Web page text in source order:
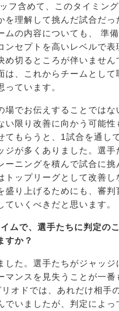
フ含めて、このタイミン
を理解して挑んだ試合だっ
ムの内容についても、 準
ンセプトを高いレベルで表
め切るところが伴いません
は、これからチームとして
っています。
場でお伝えすることではな
い限り改善に向かう可能性
てもらうと、1試合を通し
ジが多くありました。選
ーニングを積んで試合に挑
トップリーグとして改善し
盛り上げるためにも、審判
ていくべきだと思います。
ムで、選手たちに判定の
すか？
した。選手たちがジャッジ
マンスを見失うことが一番
オドでは、あれだけ相手
でいましたが、判定によっ